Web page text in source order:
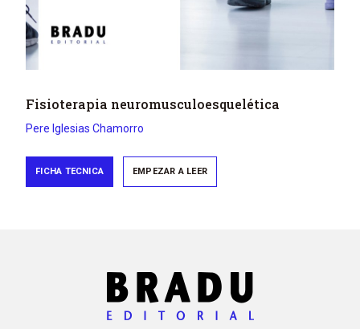
Fisioterapia neuromusculoesquelética
Pere Iglesias Chamorro
FICHA TECNICA EMPEZAR A LEER